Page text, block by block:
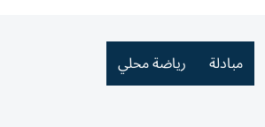
مبادلة رياضة محلي